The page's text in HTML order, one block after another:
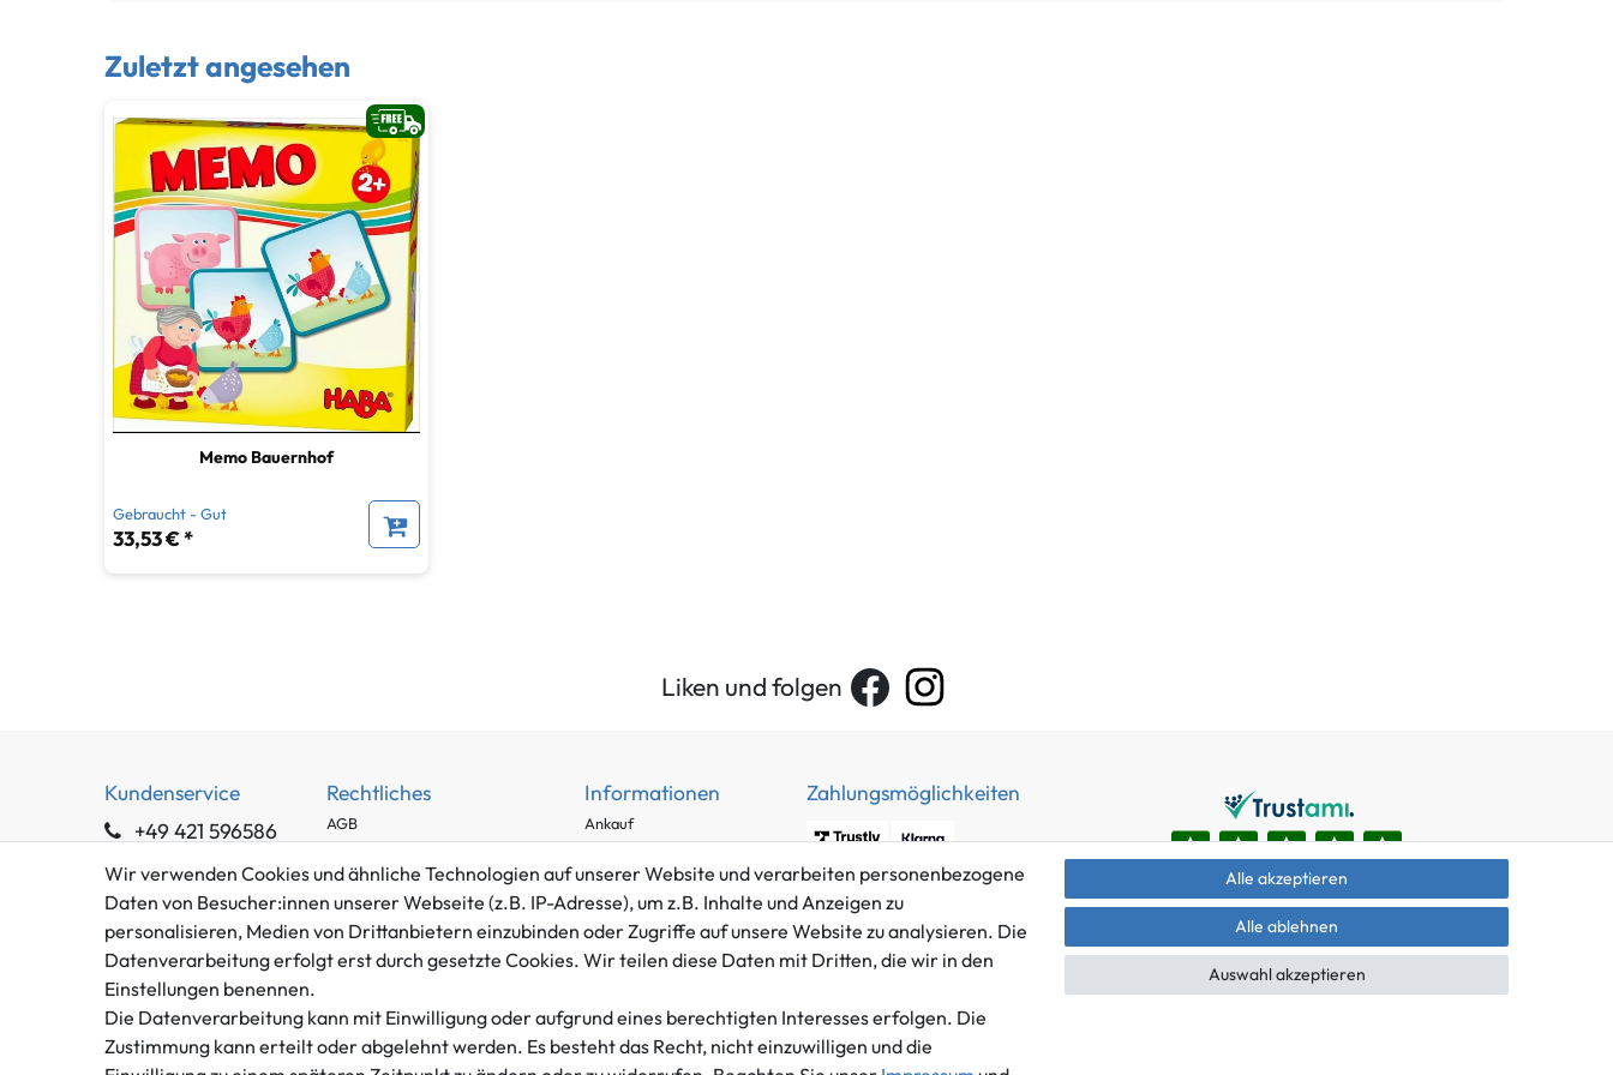
Zuletzt angesehen
Memo Bauernhof
Gebraucht - Gut
33,53 € *
Liken und folgen
Kundenservice
+49 421 596586
info@gameworld.de
Kontaktformular
Rechtliches
AGB
Datenschutzerklärung
Barrierefreiheitserklärung
Widerrufs­recht
Informationen
Ankauf
Häufig gestellte Fragen
Zahlung und Versand
Batterieentsorgung
Zahlungsmöglichkeiten
Mitglied im Händlerbund
Wir verwenden Cookies und ähnliche Technologien auf unserer Website und verarbeiten personenbezogene
Daten von Besucher:innen unserer Webseite (z.B. IP-Adresse), um z.B. Inhalte und Anzeigen zu
personalisieren, Medien von Drittanbietern einzubinden oder Zugriffe auf unsere Website zu analysieren. Die
Datenverarbeitung erfolgt erst durch gesetzte Cookies. Wir teilen diese Daten mit Dritten, die wir in den
Einstellungen benennen.
Die Datenverarbeitung kann mit Einwilligung oder aufgrund eines berechtigten Interesses erfolgen. Die
Zustimmung kann erteilt oder abgelehnt werden. Es besteht das Recht, nicht einzuwilligen und die
Alle akzeptieren
Alle ablehnen
Auswahl akzeptieren